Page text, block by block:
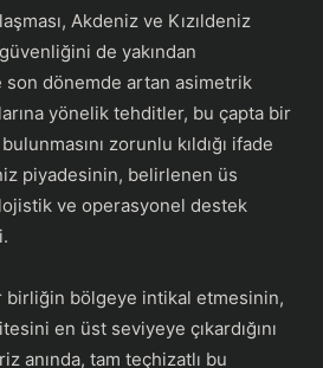
Akdeniz ve Kızıldeniz
de yakından
dönemde artan asimetrik
yönelik tehditler, bu çapta bir
zorunlu kıldığı ifade
piyadesinin, belirlenen üs
ve operasyonel destek
birliğin bölgeye intikal etmesinin,
en üst seviyeye çıkardığını
anında, tam teçhizatlı bu